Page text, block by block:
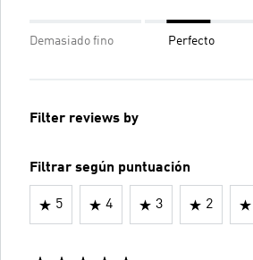
Demasiado fino Perfecto
Filter reviews by
Filtrar según puntuación
5 4 3 2